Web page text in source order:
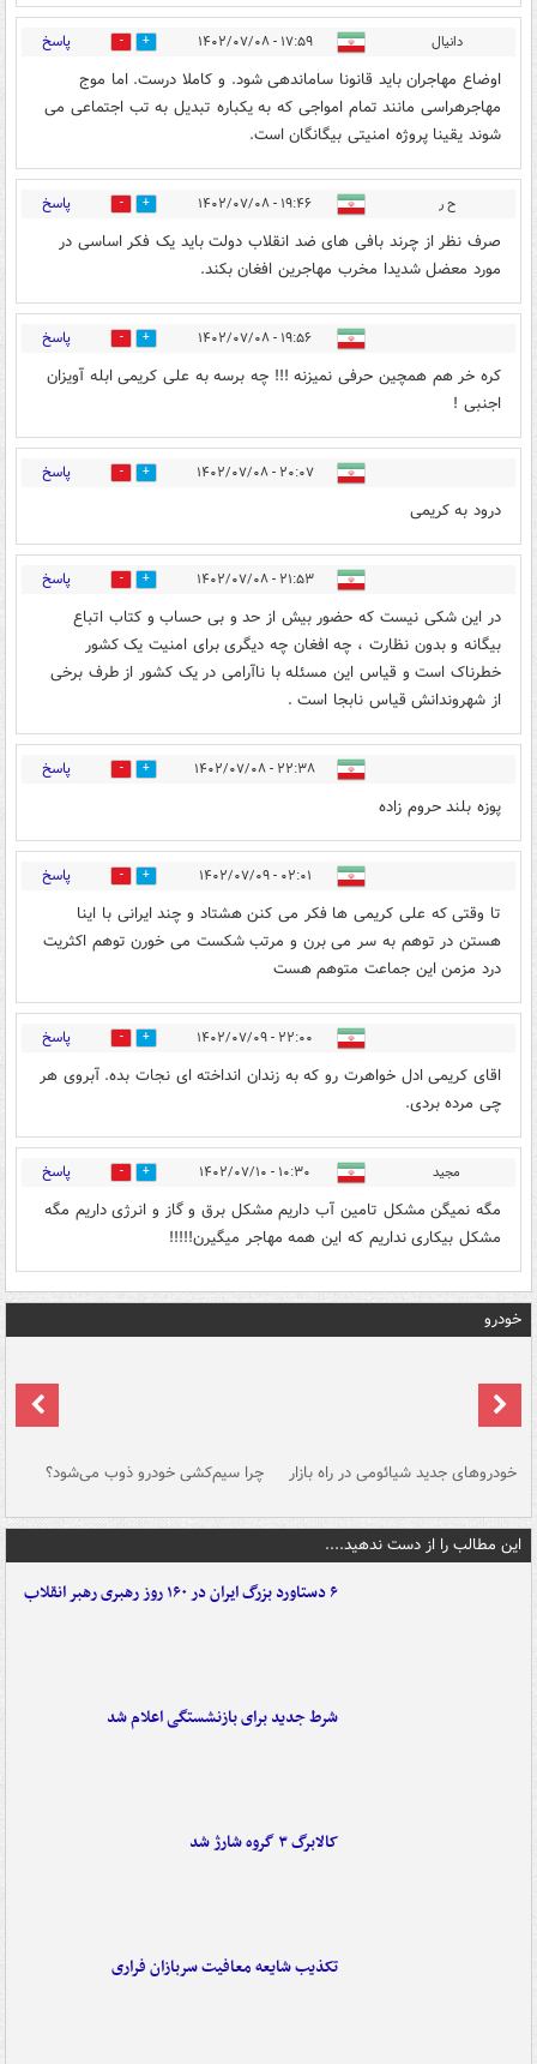
دانیال ۱۷:۵۹ - ۱۴۰۲/۰۷/۰۸ 5 پاسخ
اوضاع مهاجران باید قانونا ساماندهی شود. و کاملا درست. اما موج
مهاجرهراسی مانند تمام امواجی که به یکباره تبدیل به تب اجتماعی می
شوند یقینا پروژه امنیتی بیگانگان است.
ح ر ۱۹:۴۶ - ۱۴۰۲/۰۷/۰۸ 11 پاسخ
صرف نظر از چرند بافی های ضد انقلاب دولت باید یک فکر اساسی در
مورد معضل شدیدا مخرب مهاجرین افغان بکند.
۱۹:۵۶ - ۱۴۰۲/۰۷/۰۸ 1 پاسخ
کره خر هم همچین حرفی نمیزنه !!! چه برسه به علی کریمی ابله آویزان
اجنبی !
۲۰:۰۷ - ۱۴۰۲/۰۷/۰۸ 5 پاسخ
درود به کریمی
۲۱:۵۳ - ۱۴۰۲/۰۷/۰۸ 0 پاسخ
در این شکی نیست که حضور بیش از حد و بی حساب و کتاب اتباع
بیگانه و بدون نظارت ، چه افغان چه دیگری برای امنیت یک کشور
خطرناک است و قیاس این مسئله با ناآرامی در یک کشور از طرف برخی
از شهروندانش قیاس نابجا است .
۲۲:۳۸ - ۱۴۰۲/۰۷/۰۸ 1 پاسخ
پوزه بلند حروم زاده
۰۲:۰۱ - ۱۴۰۲/۰۷/۰۹ 0 پاسخ
تا وقتی که علی کریمی ها فکر می کنن هشتاد و چند ایرانی با اینا
هستن در توهم به سر می برن و مرتب شکست می خورن توهم اکثریت
درد مزمن این جماعت متوهم هست
۲۲:۰۰ - ۱۴۰۲/۰۷/۰۹ 1 پاسخ
اقای کریمی ادل خواهرت رو که به زندان انداخته ای نجات بده. آبروی هر
چی مرده بردی.
مجید ۱۰:۳۰ - ۱۴۰۲/۰۷/۱۰ 0 پاسخ
مگه نمیگن مشکل تامین آب داریم مشکل برق و گاز و انرژی داریم مگه
مشکل بیکاری نداریم که این همه مهاجر میگیرن!!!!!
خودرو
خودروهای جدید شیائومی در راه بازار چرا سیم‌کشی خودرو ذوب می‌شود؟
این مطالب را از دست ندهید....
۶ دستاورد بزرگ ایران در ۱۶۰ روز رهبری رهبر انقلاب
شرط جدید برای بازنشستگی اعلام شد
کالابرگ ۳ گروه شارژ شد
تکذیب شایعه معافیت سربازان فراری